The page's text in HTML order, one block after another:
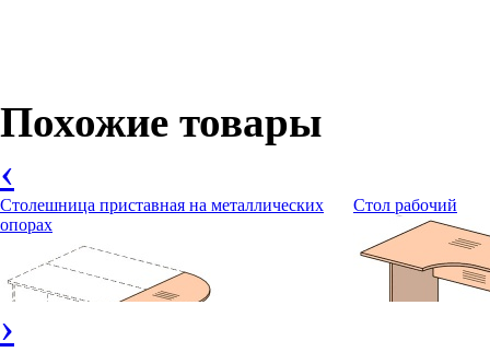
Похожие товары
‹
Столешница приставная на металлических
опорах
Стол рабочий
›